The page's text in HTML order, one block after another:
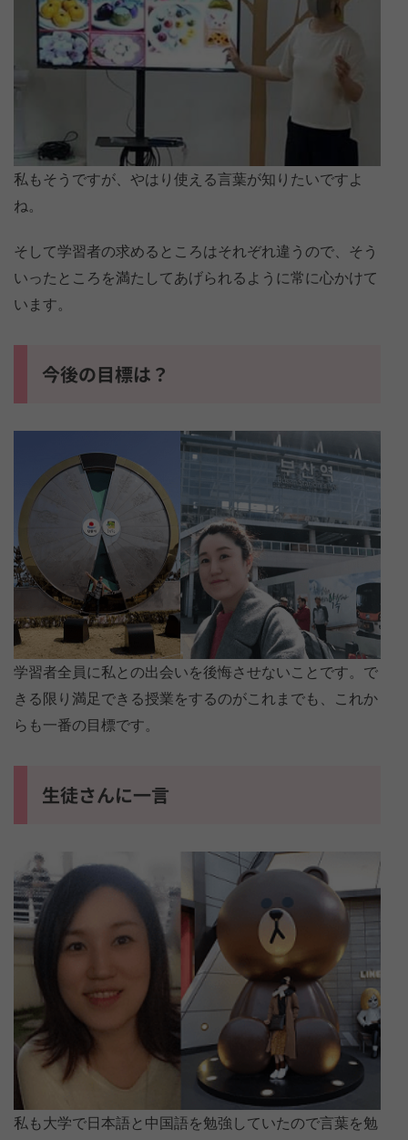
私もそうですが、やはり使える言葉が知りたいですよ
ね。
そして学習者の求めるところはそれぞれ違うので、そう
いったところを満たしてあげられるように常に心かけて
います。
今後の目標は？
学習者全員に私との出会いを後悔させないことです。で
きる限り満足できる授業をするのがこれまでも、これか
らも一番の目標です。
生徒さんに一言
私も大学で日本語と中国語を勉強していたので言葉を勉